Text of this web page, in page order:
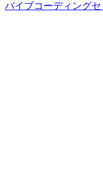
バイブコーディングセ